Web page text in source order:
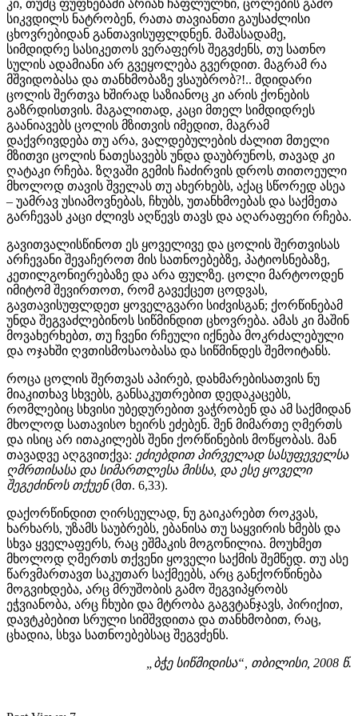
კი, თუმც ფუფნებაში არიან ჩაფლულნი, ცოლების გამო
სიკვდილს ნატრობენ, რათა თავიანთი გაუსაძლისი
ცხოვრებიდან განთავისუფლდნენ. მაშასადამე,
სიმდიდრე სასიკეთოს ვერაფერს შეგვძენს, თუ სათნო
სულის ადამიანი არ გვეყოლება გვერდით. მაგრამ რა
მშვიდობასა და თანხმობაზე ვსაუბრობ?!.. მდიდარი
ცოლის შერთვა ხშირად საზიანოც კი არის ქონების
გაზრდისთვის. მაგალითად, კაცი მთელ სიმდიდრეს
გაანიავებს ცოლის მზითვის იმედით, მაგრამ
დაქვრივდება თუ არა, ვალდებულების ძალით მთელი
მზითვი ცოლის ნათესავებს უნდა დაუბრუნოს, თავად კი
ღატაკი რჩება. ზღვაში გემის ჩაძირვის დროს თითოეული
მხოლოდ თავის შველას თუ ახერხებს, აქაც სწორედ ასეა
– უამრავ უსიამოვნებას, ჩხუბს, უთანხმოებას და საქმეთა
გარჩევას კაცი ძლივს აღწევს თავს და აღარაფერი რჩება.
გავითვალისწინოთ ეს ყოველივე და ცოლის შერთვისას
არჩევანი შევაჩეროთ მის სათნოებებზე, პატიოსნებაზე,
კეთილგონიერებაზე და არა ფულზე. ცოლი მარტოოდენ
იმიტომ შევირთოთ, რომ გავექცეთ ცოდვას,
გავთავისუფლდეთ ყოველგვარი სიძვისგან; ქორწინებამ
უნდა შეგვაძლებინოს სიწმინდით ცხოვრება. ამას კი მაშინ
მოვახერხებთ, თუ ჩვენი რჩეული იქნება მოკრძალებული
და ოჯახში ღვთისმოსაობასა და სიწმინდეს შემოიტანს.
როცა ცოლის შერთვას აპირებ, დახმარებისათვის ნუ
მიაკითხავ სხვებს, განსაკუთრებით დედაკაცებს,
რომლებიც სხვისი უბედურებით ვაჭრობენ და ამ საქმიდან
მხოლოდ სათავისო ხეირს ეძებენ. შენ მიმართე ღმერთს
და ისიც არ ითაკილებს შენი ქორწინების მოწყობას. მან
თავადვე აღგვითქვა: ეძიებდით პირველად სასუფეველსა
ღმრთისასა და სიმართლესა მისსა, და ესე ყოველი
შეგეძინოს თქუენ(მთ. 6,33).
დაქორწინდით ღირსეულად, ნუ გაიკარებთ როკვას,
ხარხარს, უზამს საუბრებს, ებანისა თუ საყვირის ხმებს და
სხვა ყველაფერს, რაც ეშმაკის მოგონილია. მოუხმეთ
მხოლოდ ღმერთს თქვენი ყოველი საქმის შემწედ. თუ ასე
წარვმართავთ საკუთარ საქმეებს, არც განქორწინება
მოგვიხდება, არც მრუშობის გამო შეგვიპყრობს
ეჭვიანობა, არც ჩხუბი და მტრობა გაგვტანჯავს, პირიქით,
დავტკბებით სრული სიმშვდითა და თანხმობით, რაც,
ცხადია, სხვა სათნოებებსაც შეგვძენს.
„ბჭე სიწმიდისა“, თბილისი, 2008 წ.